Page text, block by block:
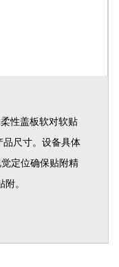
性盖板软对软贴
品尺寸。设备具体
觉定位确保贴附精
。